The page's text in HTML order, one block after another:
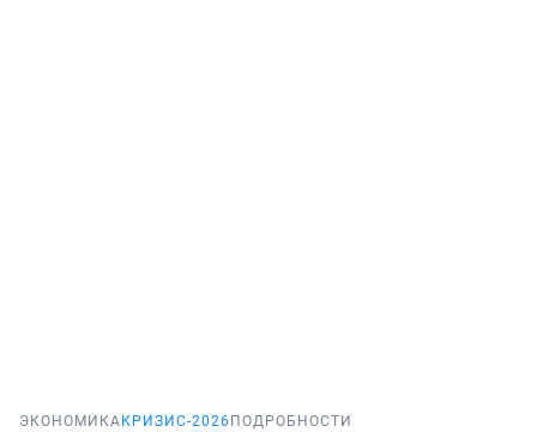
ЭКОНОМИКА КРИЗИС-2026 ПОДРОБНОСТИ